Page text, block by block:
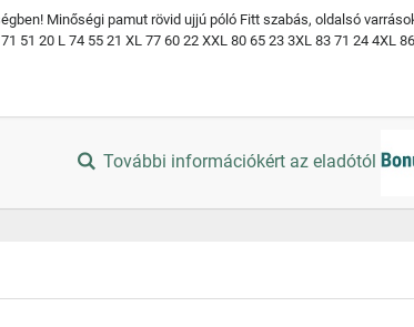
Minőségi pamut rövid ujjú póló Fitt szabás, oldalsó
51 20 L 74 55 21 XL 77 60 22 XXL 80 65 23 3XL 83 71 24 4XL
További információkért az eladótól